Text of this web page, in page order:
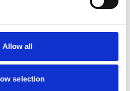
Allow all
selection